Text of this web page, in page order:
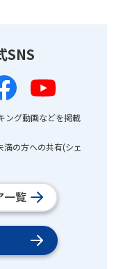
SNS
ング動画などを掲載
の方への共有(シェ
一覧